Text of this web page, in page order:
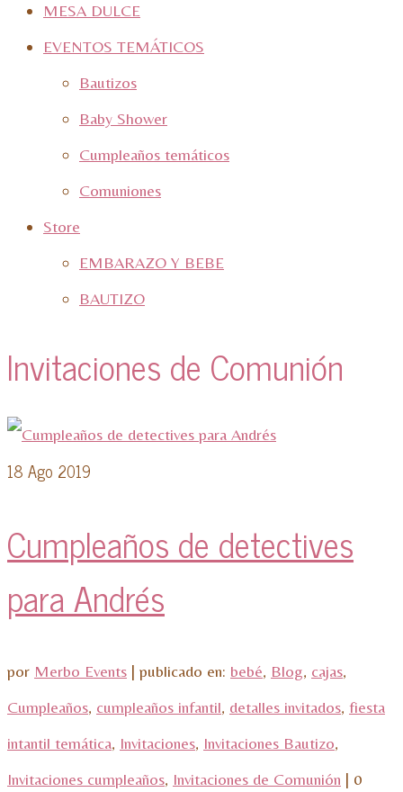
MESA DULCE
EVENTOS TEMÁTICOS
Bautizos
Baby Shower
Cumpleaños temáticos
Comuniones
Store
EMBARAZO Y BEBE
BAUTIZO
Invitaciones de Comunión
18 Ago 2019
Cumpleaños de detectives
para Andrés
por Merbo Events | publicado en: bebé, Blog, cajas,
Cumpleaños, cumpleaños infantil, detalles invitados, fiesta
intantil temática, Invitaciones, Invitaciones Bautizo,
Invitaciones cumpleaños, Invitaciones de Comunión | 0